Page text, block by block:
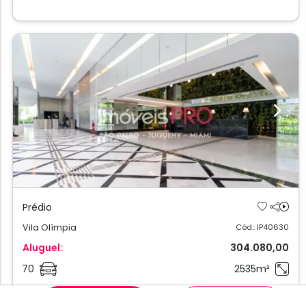
Previous Next
Prédio
Vila Olímpia Cód.: IP40630
Aluguel:
304.080,00
70
2535m²